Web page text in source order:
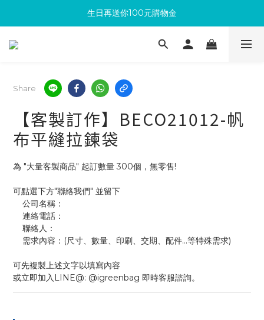
滿300回饋10%購物金
生日再送你100元購物金
加入成為新會員 馬上領取50元購物金
Share
【客製訂作】BECO21012-帆
布平縫拉鍊袋
為 "大量客製商品" 起訂數量 300個，無零售!
可點選下方"聯絡我們" 並留下
    公司名稱：
    連絡電話：
    聯絡人：
    需求內容：(尺寸、數量、印刷、交期、配件...等特殊需求)
可先複製上述文字以填寫內容
或立即加入LINE@: @igreenbag 即時客服諮詢。